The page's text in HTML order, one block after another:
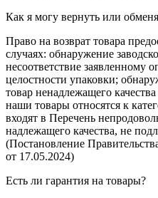
Как я могу вернуть или
Право на возврат товара
случаях: обнаружение
несоответствие заявленному
целостности упаковки;
товар ненадлежащего
наши товары относятся к
входят в Перечень
надлежащего качества, не
(Постановление
от 17.05.2024)
Есть ли гарантия на товары?